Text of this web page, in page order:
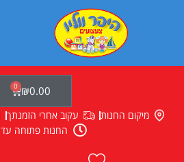
₪0.00
0
עגלת
קניות
מיקום החנות עקוב אחרי הזמנתך
החנות פתוחה עד 20:00